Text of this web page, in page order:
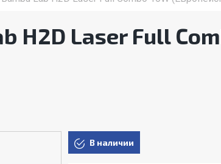
H2D Laser Full
В наличии